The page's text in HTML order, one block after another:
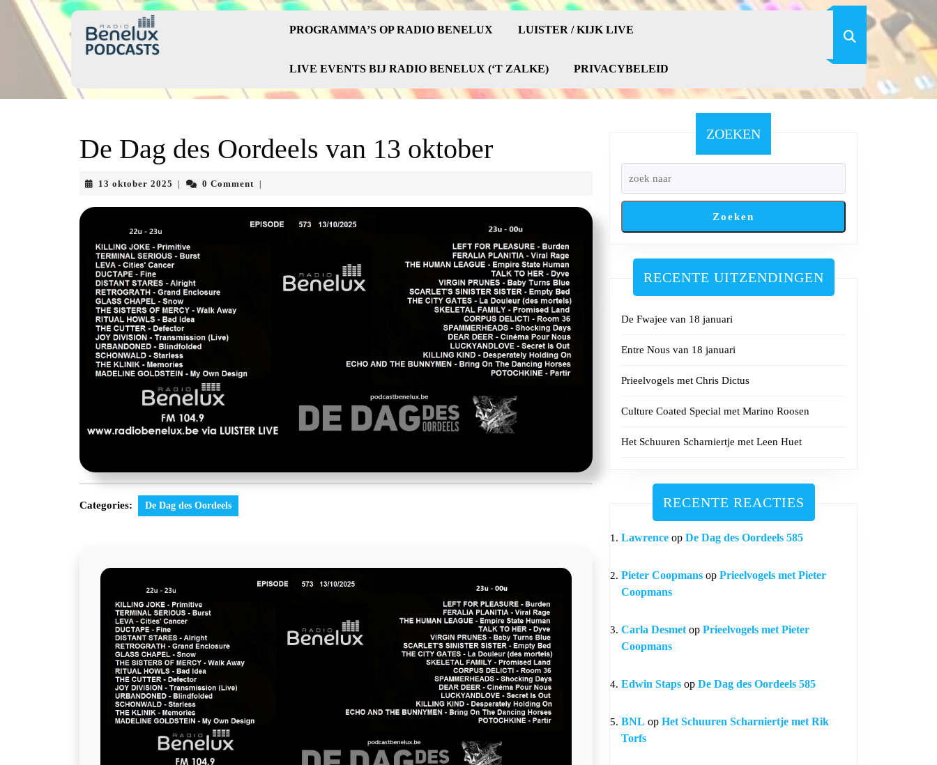
Skip
PROGRAMMA’S OP RADIO BENELUX LUISTER / KIJK LIVE
LIVE EVENTS BIJ RADIO BENELUX (‘T ZALKE) PRIVACYBELEID
De Dag des Oordeels van 13 oktober
13 oktober 2025 13
2025
0 Comment
Categories: De Dag des Oordeels
ZOEKEN
Zoeken
RECENTE UITZENDINGEN
De Fwajee van 18 januari
Entre Nous van 18 januari
Prieelvogels met Chris Dictus
Culture Coated Special met Marino Roosen
Het Schuuren Scharniertje met Leen Huet
RECENTE REACTIES
Lawrence op De Dag des Oordeels 585
Pieter Coopmans op Prieelvogels met Pieter
Coopmans
Carla Desmet op Prieelvogels met Pieter
Coopmans
Edwin Staps op De Dag des Oordeels 585
BNL op Het Schuuren Scharniertje met Rik
Torfs